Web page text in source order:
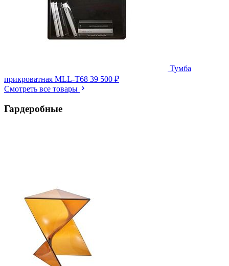
Тумба
прикроватная MLL-T68 39 500 ₽
Смотреть все товары
Гардеробные